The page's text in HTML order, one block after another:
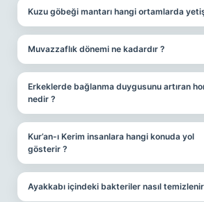
Kuzu göbeği mantarı hangi ortamlarda
Muvazzaflık dönemi ne kadardır ?
Erkeklerde bağlanma duygusunu artıran
nedir ?
Kur’an-ı Kerim insanlara hangi konuda yol
gösterir ?
Ayakkabı içindeki bakteriler nasıl